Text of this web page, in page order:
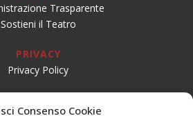
Consenso Cookie
Trasparente
Sostieni il Teatro
PRIVACY
Privacy Policy